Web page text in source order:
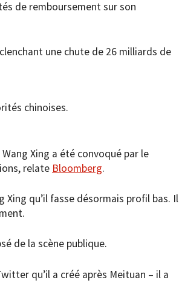
de remboursement sur son
une chute de 26 milliards de
chinoises.
Xing a été convoqué par le
relate Bloomberg.
qu’il fasse désormais profil bas. Il
de la scène publique.
qu’il a créé après Meituan – il a